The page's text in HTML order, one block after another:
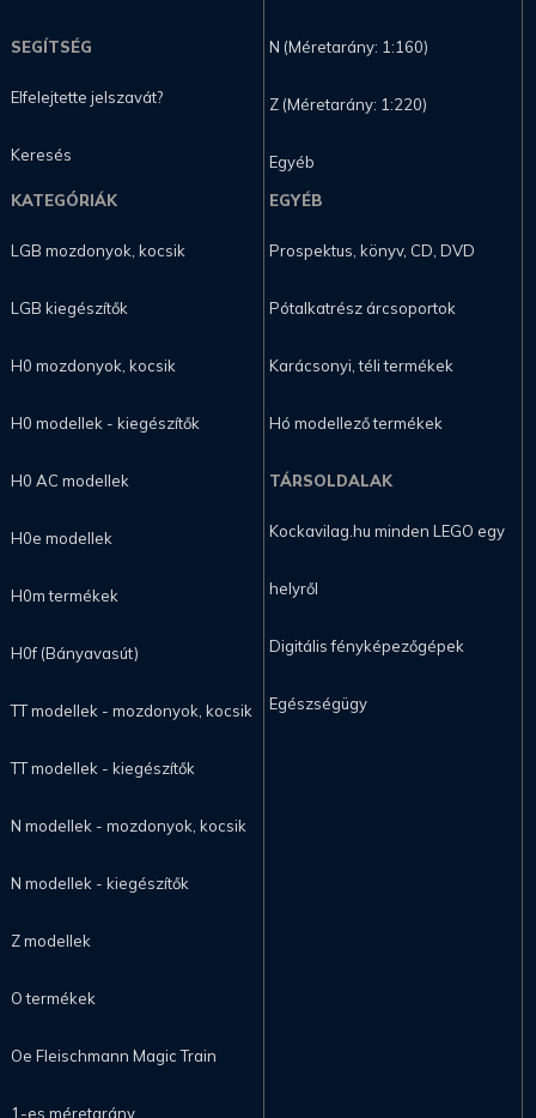
SEGÍTSÉG
Elfelejtette jelszavát?
Keresés
N (Méretarány: 1:160)
Z (Méretarány: 1:220)
Egyéb
KATEGÓRIÁK
LGB mozdonyok, kocsik
LGB kiegészítők
H0 mozdonyok, kocsik
H0 modellek - kiegészítők
H0 AC modellek
H0e modellek
H0m termékek
H0f (Bányavasút)
TT modellek - mozdonyok, kocsik
TT modellek - kiegészítők
N modellek - mozdonyok, kocsik
N modellek - kiegészítők
Z modellek
O termékek
Oe Fleischmann Magic Train
1-es méretarány
EGYÉB
Prospektus, könyv, CD, DVD
Pótalkatrész árcsoportok
Karácsonyi, téli termékek
Hó modellező termékek
TÁRSOLDALAK
Kockavilag.hu minden LEGO egy
helyről
Digitális fényképezőgépek
Egészségügy